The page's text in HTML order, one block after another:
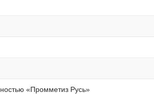
«Промметиз Русь»